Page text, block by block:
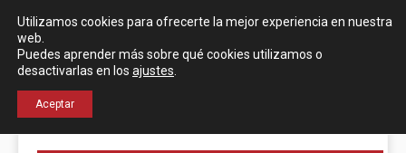
Localización Español English
Utilizamos cookies para ofrecerte la mejor experiencia en nuestra
web.
Puedes aprender más sobre qué cookies utilizamos o
desactivarlas en los ajustes
Aceptar